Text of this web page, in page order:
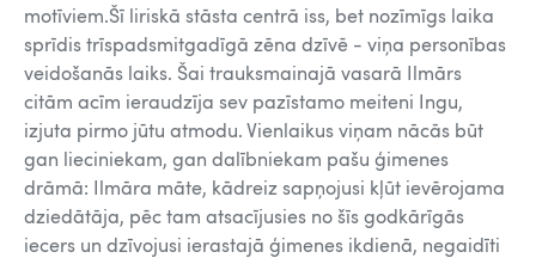
motīviem.Šī liriskā stāsta centrā iss, bet nozīmīgs laika
sprīdis trīspadsmitgadīgā zēna dzīvē - viņa personības
veidošanās laiks. Šai trauksmainajā vasarā Ilmārs
citām acīm ieraudzīja sev pazīstamo meiteni Ingu,
izjuta pirmo jūtu atmodu. Vienlaikus viņam nācās būt
gan lieciniekam, gan dalībniekam pašu ģimenes
drāmā: Ilmāra māte, kādreiz sapņojusi kļūt ievērojama
dziedātāja, pēc tam atsacījusies no šīs godkārīgās
iecers un dzīvojusi ierastajā ģimenes ikdienā, negaidīti